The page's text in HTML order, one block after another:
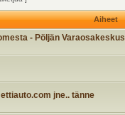
Aiheet
- Pöljän Varaosakeskus
jne.. tänne